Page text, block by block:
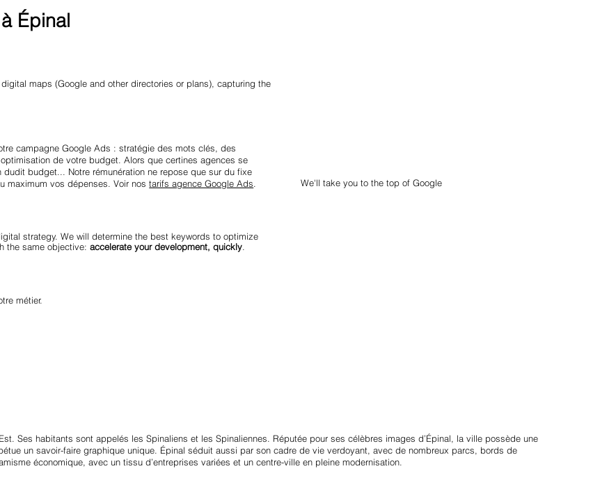
Épinal
maps (Google and other directories or plans), capturing the
campagne Google Ads : stratégie des mots clés, des
de votre budget. Alors que certines agences se
budget... Notre rémunération ne repose que sur du fixe
maximum vos dépenses. Voir nostarifs agence Google Ads.
strategy. We will determine the best keywords to optimize
the same objective:accelerate your development, quickly.
métier.
Ses habitants sont appelés les Spinaliens et les Spinaliennes. Réputée pour ses célèbres images d’Épinal, la ville possède une
un savoir-faire graphique unique. Épinal séduit aussi par son cadre de vie verdoyant, avec de nombreux parcs, bords de
économique, avec un tissu d’entreprises variées et un centre-ville en pleine modernisation.
We'll take you to the top of Google